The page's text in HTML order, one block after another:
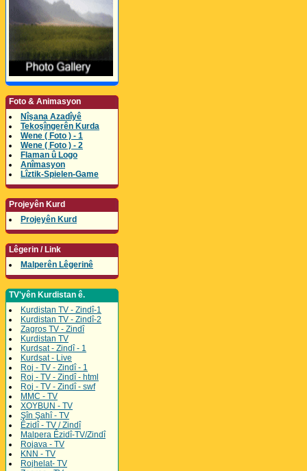
Foto & Animasyon
Nîşana Azadîyê
Tekoşîngerên Kurda
Wene ( Foto ) - 1
Wene ( Foto ) - 2
Flaman û Logo
Anîmasyon
Lîztik-Spielen-Game
Projeyên Kurd
Projeyên Kurd
Lêgerin / Link
Malperên Lêgerinê
TV'yên Kurdistan ê.
Kurdistan TV - Zindî-1
Kurdistan TV - Zindî-2
Zagros TV - Zindî
Kurdistan TV
Kurdsat - Zindî - 1
Kurdsat - Live
Roj - TV - Zindî - 1
Roj - TV - Zindî - html
Roj - TV - Zindî - swf
MMC - TV
XOYBUN - TV
Şîn Şahî - TV
Êzidî - TV / Zindî
Malpera Êzidî-TV/Zindî
Rojava - TV
KNN - TV
Rojhelat- TV